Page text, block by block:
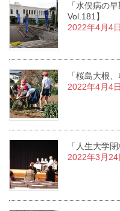
「水俣病の
Vol.181】
2022年4月4日
「桜島大根
2022年4月4日
「人生大学
2022年3月24